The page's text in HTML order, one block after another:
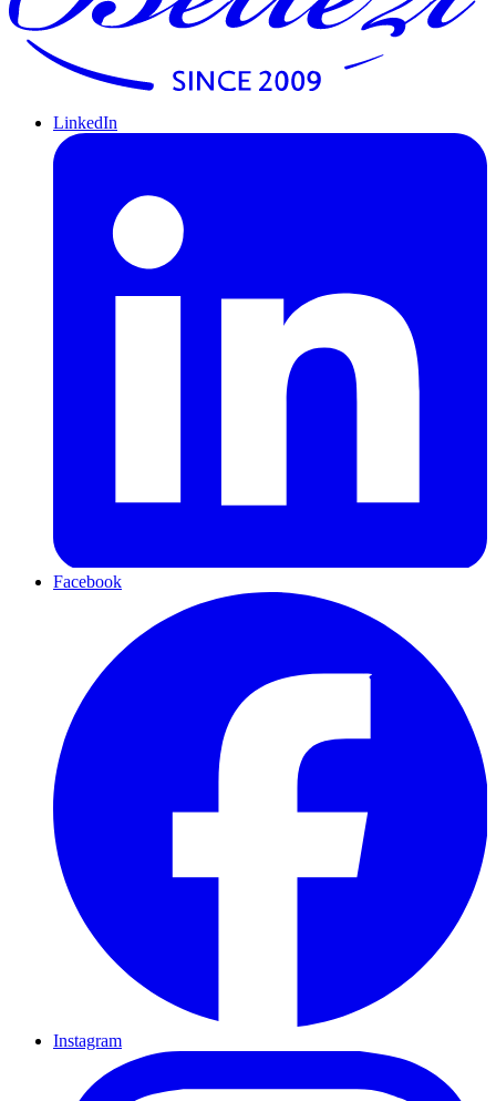
LinkedIn
Facebook
Instagram